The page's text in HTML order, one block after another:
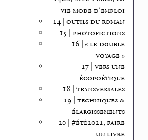
vie mode d’emploi
14 | outils du roman
15 | photofictions
16 | « le double
voyage »
17 | vers une
écopoétique
18 | transversales
19 | techniques &
élargissements
20 | #été2021, faire
un livre